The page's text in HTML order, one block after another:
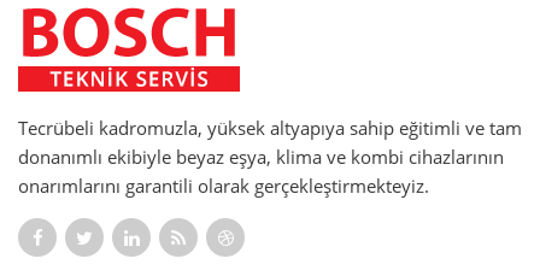
Tecrübeli kadromuzla, yüksek altyapıya sahip eğitimli ve tam
donanımlı ekibiyle beyaz eşya, klima ve kombi cihazlarının
onarımlarını garantili olarak gerçekleştirmekteyiz.